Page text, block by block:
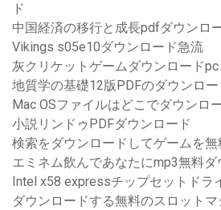
ド
中国経済の移行と成長pdfダウンロ
Vikings s05e10ダウンロード急流
灰クリケットゲームダウンロードpc
地質学の基礎12版PDFのダウンロー
Mac OSファイルはどこでダウンロ
小説リンドゥPDFダウンロード
検索をダウンロードしてゲームを無
エミネム飲んであなたにmp3無料ダ
Intel x58 expressチップセットドラ
ダウンロードする無料のスロットマ